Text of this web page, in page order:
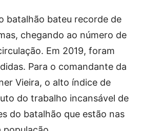
batalhão bateu recorde de
chegando ao número de
Em 2019, foram
Para o comandante da
Vieira, o alto índice de
do trabalho incansável de
do batalhão que estão nas